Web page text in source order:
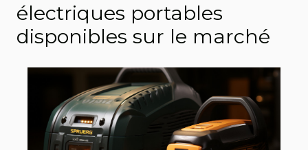
électriques portables
disponibles sur le marché